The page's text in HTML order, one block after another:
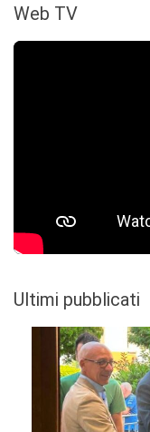
Web TV
Ultimi pubblicati